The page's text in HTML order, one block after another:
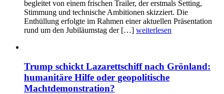
begleitet von einem frischen Trailer, der erstmals Setting,
Stimmung und technische Ambitionen skizziert. Die
Enthüllung erfolgte im Rahmen einer aktuellen Präsentation
rund um den Jubiläumstag der […] weiterlesen
Trump schickt Lazarettschiff nach Grönland:
humanitäre Hilfe oder geopolitische
Machtdemonstration?